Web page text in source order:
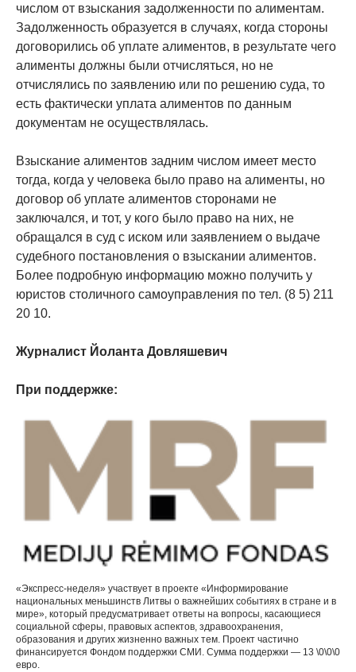
числом от взыскания задолженности по алиментам.
Задолженность образуется в случаях, когда стороны
договорились об уплате алиментов, в результате чего
алименты должны были отчисляться, но не
отчислялись по заявлению или по решению суда, то
есть фактически уплата алиментов по данным
документам не осуществлялась.
Взыскание алиментов задним числом имеет место
тогда, когда у человека было право на алименты, но
договор об уплате алиментов сторонами не
заключался, и тот, у кого было право на них, не
обращался в суд с иском или заявлением о выдаче
судебного постановления о взыскании алиментов.
Более подробную информацию можно получить у
юристов столичного самоуправления по тел. (8 5) 211
20 10.
Журналист Йоланта Довляшевич
При поддержке:
«Экспресс-неделя» участвует в проекте «Информирование
национальных меньшинств Литвы о важнейших событиях в стране и в
мире», который предусматривает ответы на вопросы, касающиеся
социальной сферы, правовых аспектов, здравоохранения,
образования и других жизненно важных тем. Проект частично
финансируется Фондом поддержки СМИ. Сумма поддержки — 13 \0\0\0
евро.